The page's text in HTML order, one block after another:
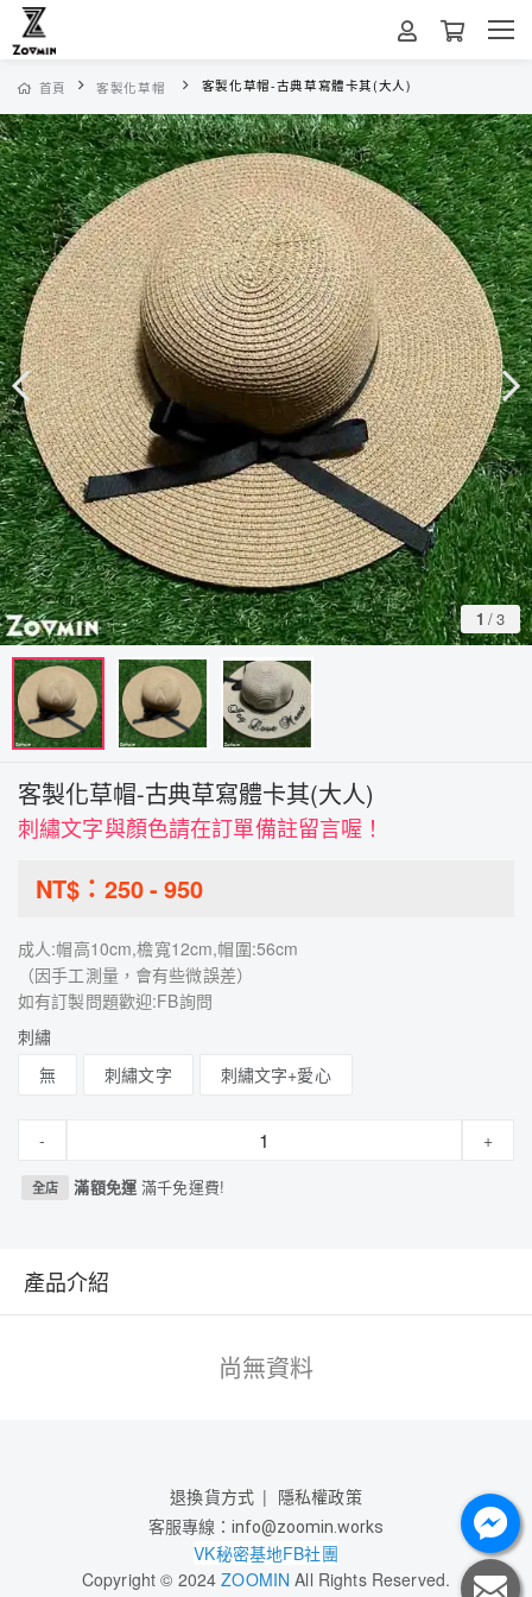
首頁 客製化草帽 客製化草帽-古典草寫體卡其(大人)
1 /3
客製化草帽-古典草寫體卡其(大人)
刺繡文字與顏色請在訂單備註留言喔！
NT$： 250- 950
成人:帽高10cm,檐寬12cm,帽圍:56cm
（因手工測量，會有些微誤差）
如有訂製問題歡迎:FB詢問
刺繡
無
刺繡文字 刺繡文字+愛心
- +
全店 滿額免運滿千免運費!
產品介紹
尚無資料
退換貨方式
隱私權政策
客服專線：info@zoomin.works
VK秘密基地FB社團
Copyright © 2024ZOOMIN All Rights Reserved.